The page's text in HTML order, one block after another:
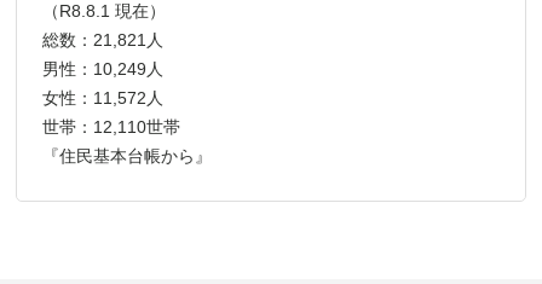
（R8.8.1 現在）
総数：21,821人
男性：10,249人
女性：11,572人
世帯：12,110世帯
『住民基本台帳から』